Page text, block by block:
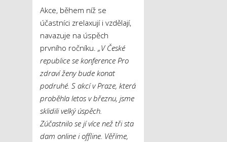
Akce, během níž se
účastníci zrelaxují i vzdělají,
navazuje na úspěch
prvního ročníku. „V České
republice se konference Pro
zdraví ženy bude konat
podruhé. S akcí v Praze, která
proběhla letos v březnu, jsme
sklidili velký úspěch.
Zúčastnilo se jí více než tři sta
dam online i offline. Věříme,